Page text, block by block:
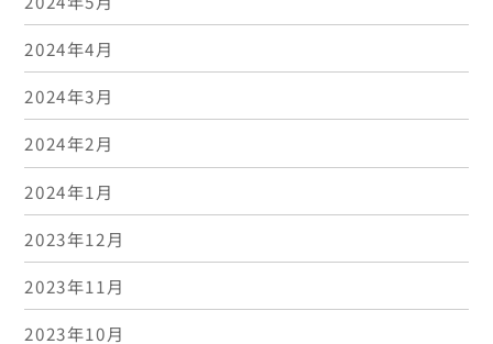
2024年4月
2024年3月
2024年2月
2024年1月
2023年12月
2023年11月
2023年10月